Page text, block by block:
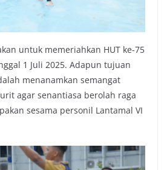
untuk memeriahkan HUT ke-75
1 Juli 2025. Adapun tujuan
menanamkan semangat
agar senantiasa berolah raga
sesama personil Lantamal VI